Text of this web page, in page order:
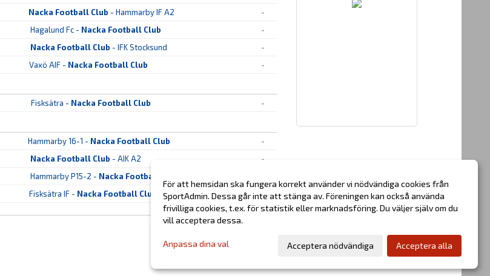
Nacka Football Club - Hammarby IF A2
-
Hagalund Fc - Nacka Football Club
-
Nacka Football Club - IFK Stocksund
-
Vaxö AIF - Nacka Football Club -
Fisksätra - Nacka Football Club -
Hammarby 16-1 - Nacka Football Club
-
Nacka Football Club - AIK A2
-
Hammarby P15-2 - Nacka Football Club
Fisksätra IF - Nacka Football Club -
För att hemsidan ska fungera korrekt använder vi nödvändiga cookies från
SportAdmin. Dessa går inte att stänga av. Föreningen kan också använda
frivilliga cookies, t.ex. för statistik eller marknadsföring. Du väljer själv om du
vill acceptera dessa.
Anpassa dina val Acceptera nödvändiga Acceptera alla